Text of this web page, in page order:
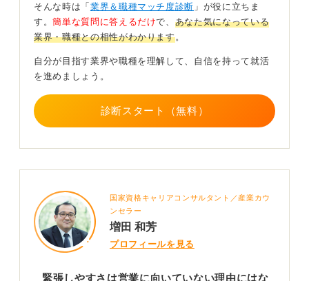
る
つまり、経験やスキル、商品に対する知識が積み重なる
ことで「話すことに慣れる」という人がたくさんいるの
です。
ですから、今の質問者さんが「緊張しやすい」というだ
けで、営業を諦めてしまうのは少しもったいない気がし
ます。これまでに「人のために動いて喜ばれた経験があ
自分の強みや価値観と向き合いながら、視野を狭めず検
討してみてください。
1
そんな時は「 業界＆職種マッチ度診断 」が役に立ちま
す。簡単な質問に答えるだけで、 あなた気になっている
業界・職種との相性がわかります。
自分が目指す業界や職種を理解して、自信を持って就活
を進めましょう。
診断スタート（無料）
国家資格キャリアコンサルタント／産業カウ
ンセラー
増田 和芳
プロフィールを見る
緊張しやすさは営業に向いていない理由にはな